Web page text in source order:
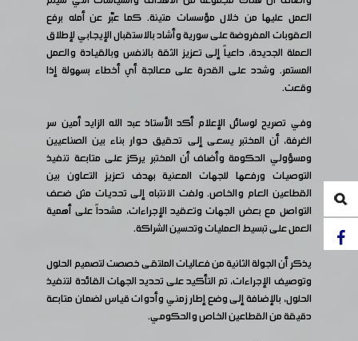
العمل عليها من خلال مؤسسات متينة. كما عبّر عن أمله برفع
العقوبات المفروضة على سورية وأشاد بالاستقبال الإيجابي لإطلاق
العملة الجديدة، داعياً إلى تعزيز الثقة بالنفس وبالقيادة والعمل
المستمر. وشدد على القدرة على معالجة أي أخطاء بسهولة إذا
وقعت.
وفي تصريح لوسائل الإعلام أكد الأستاذ عبد الله الزايد أمين سر
الغرفة، أن المختبر يسعى إلى تحقيق حوار بناء بين الصناعيين
ومسؤولي الحكومة وأضاف أن المختبر يركز على متابعة تنفيذ
التوصيات ورفعها للجهات المعنية بهدف تعزيز التعاون بين
القطاعين العام والخاص. ولفت الانتباه إلى تحديات مثل ضعف
التواصل مع بعض الجهات وتعقيد الإجراءات، مشدداً على أهمية
العمل على تبسيط العمليات وتحسين الشراكة.
يذكر أن الجولة الثانية من فعاليات الملتقى خصصت لتصميم الحلول
وتوصيف الإجراءات، تم التأكيد على تحديد الجهات القائدة لتنفيذ
الحلول، بالإضافة إلى وضع إطار زمني وأدوات قياس لضمان متابعة
دقيقة من القطاعين الخاص والحكومي.